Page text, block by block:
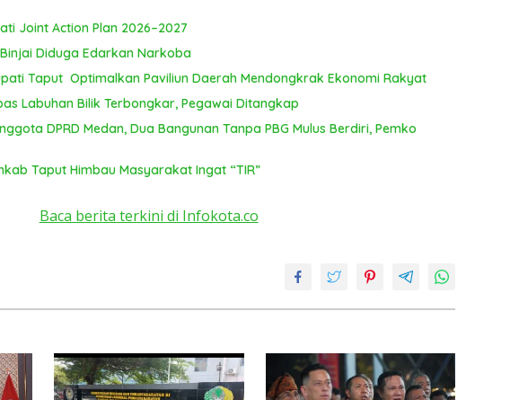
Joint Action Plan 2026–2027
Diduga Edarkan Narkoba
Taput Optimalkan Paviliun Daerah Mendongkrak Ekonomi Rakyat
Labuhan Bilik Terbongkar, Pegawai Ditangkap
DPRD Medan, Dua Bangunan Tanpa PBG Mulus Berdiri, Pemko
Taput Himbau Masyarakat Ingat “TIR”
Baca berita terkini di Infokota.co